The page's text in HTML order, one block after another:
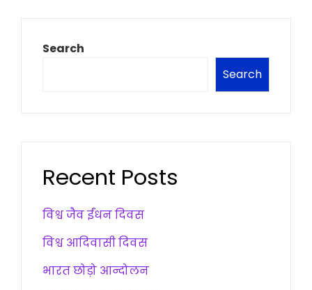
Search
Search
Recent Posts
विश्व जैव ईंधन दिवस
विश्व आदिवासी दिवस
भारत छोड़ो आन्दोलन